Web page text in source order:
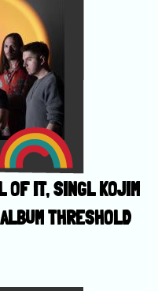
OF IT, SINGL KOJIM
THRESHOLD